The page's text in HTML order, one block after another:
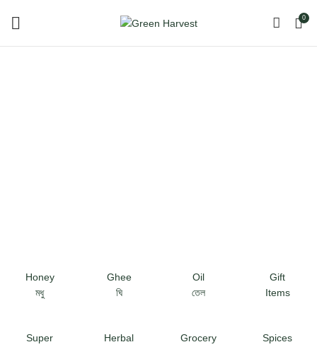
0
Honey
মধু
Super
Ghee
ঘি
Herbal
Oil
তেল
Grocery
Gift
Items
Spices